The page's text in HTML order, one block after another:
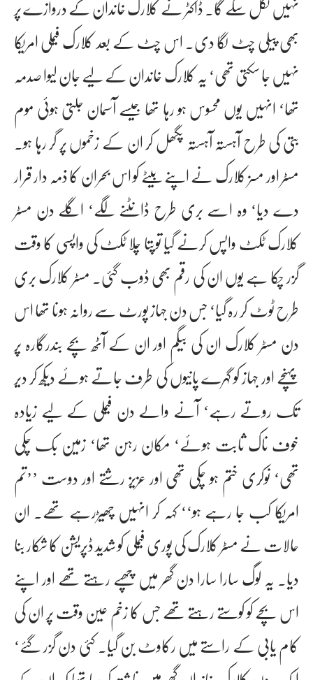
بھی پیلی چٹ لگا دی۔ اس چٹ کے بعد کلارک فیملی امریکا
نہیں جا سکتی تھی‘ یہ کلارک خاندان کے لیے جان لیوا صدمہ
تھا‘ انہیں یوں محسوس ہو رہا تھا جیسے آسمان جلتی ہوئی موم
بتی کی طرح آہستہ آہستہ پگھل کر ان کے زخموں پر گر رہا ہو۔
مسٹر اور مسز کلارک نے اپنے بیٹے کو اس بحران کا ذمہ دار قرار
دے دیا‘ وہ اسے بری طرح ڈانٹنے لگے‘ اگلے دن مسٹر
کلارک ٹکٹ واپس کرنے گیا توپتا چلا ٹکٹ کی واپسی کا وقت
گزر چکا ہے یوں ان کی رقم بھی ڈوب گئی۔ مسٹر کلارک بری
طرح ٹوٹ کر رہ گیا‘ جس دن جہاز پورٹ سے روانہ ہونا تھا اس
دن مسٹر کلارک ان کی بیگم اور ان کے آٹھ بچے بندرگارہ پر
پہنچے اور جہاز کو گہرے پانیوں کی طرف جاتے ہوئے دیکھ کر دیر
تک روتے رہے‘ آنے والے دن فیملی کے لیے زیادہ
خوف ناک ثابت ہوئے‘ مکان رہن تھا‘ زمین بک چکی
تھی‘ نوکری ختم ہو چکی تھی اور عزیز رشتے اور دوست ’’تم
امریکا کب جا رہے ہو‘‘ کہہ کر انہیں چھیڑرہے تھے۔ ان
حالات نے مسٹر کلارک کی پوری فیملی کو شدید ڈپریشن کا شکار بنا
دیا۔ یہ لوگ سارا سارا دن گھر میں چھپے رہتے تھے اور اپنے
اس بچے کو کوستے رہتے تھے جس کا زخم عین وقت پر ان کی
کام یابی کے راستے میں رکاوٹ بن گیا۔ کئی دن گزر گئے‘